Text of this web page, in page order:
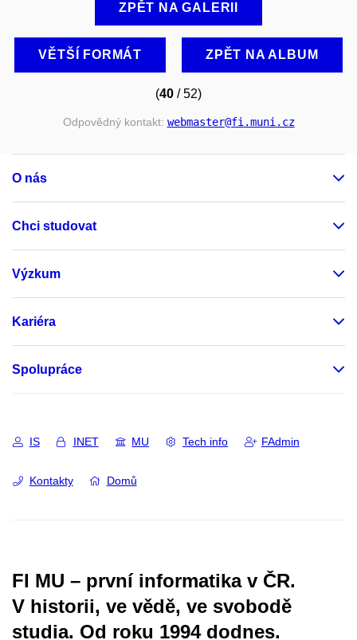
ZPĚT NA GALERII
VĚTŠÍ FORMÁT ZPĚT NA ALBUM
(40 / 52)
Odpovědný kontakt: webmaster@fi.muni.cz
O nás
Chci studovat
Výzkum
Kariéra
Spolupráce
IS INET MU Tech info FAdmin
Kontakty Domů
FI MU – první informatika v ČR.
V historii, ve vědě, ve svobodě
studia. Od roku 1994 dodnes.